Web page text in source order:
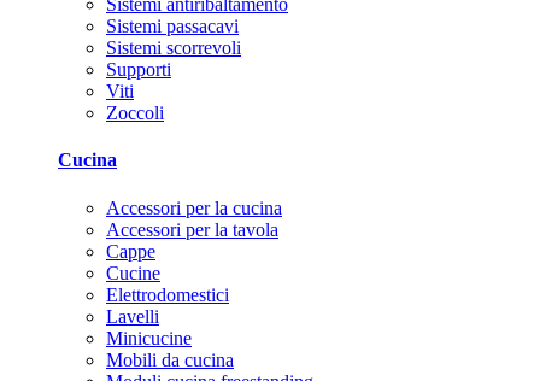
Sistemi antiribaltamento
Sistemi passacavi
Sistemi scorrevoli
Supporti
Viti
Zoccoli
Cucina
Accessori per la cucina
Accessori per la tavola
Cappe
Cucine
Elettrodomestici
Lavelli
Minicucine
Mobili da cucina